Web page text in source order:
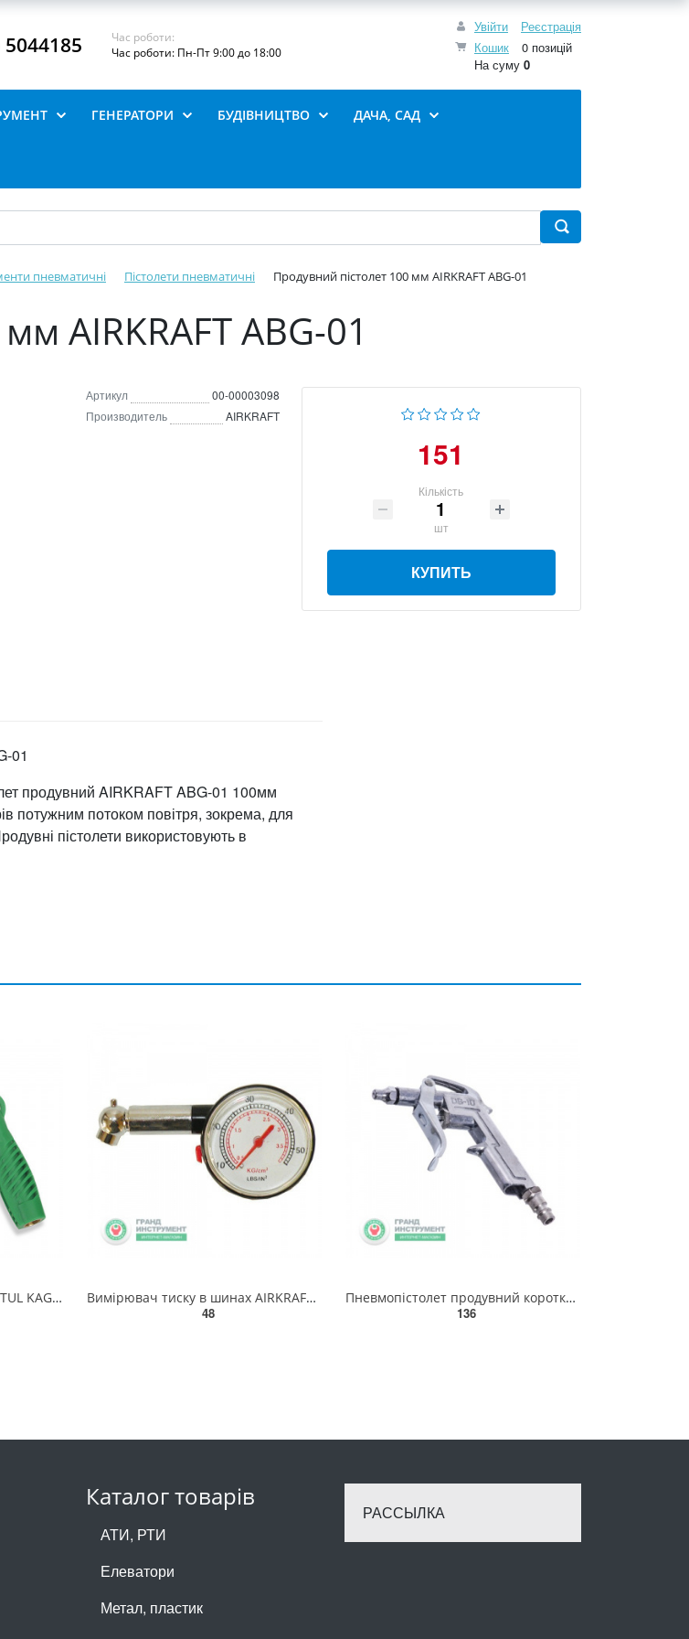
Увійти
Реєстрація
Кошик
0 позицій
На суму 0
5044185
Час роботи:
Час роботи: Пн-Пт 9:00 до 18:00
ГЕНЕРАТОРИ БУДІВНИЦТВО ДАЧА, САД
пневматичні Пістолети пневматичні Продувний пістолет 100 мм AIRKRAFT ABG-01
AIRKRAFT ABG-01
Артикул
00-00003098
Производитель
AIRKRAFT
151
Кількість
шт
КУПИТЬ
01
продувний AIRKRAFT ABG-01 100мм
потужним потоком повітря, зокрема, для
пістолети використовують в
Пістолет продувний 4" TOPTUL KAGA0404
Вимірювач тиску в шинах AIRKRAFT SP5101A
48
Пневмопістолет продувний короткий AIRKRAFT DG-10-1
136
Каталог товарів
АТИ, РТИ
Елеватори
Метал, пластик
РАССЫЛКА